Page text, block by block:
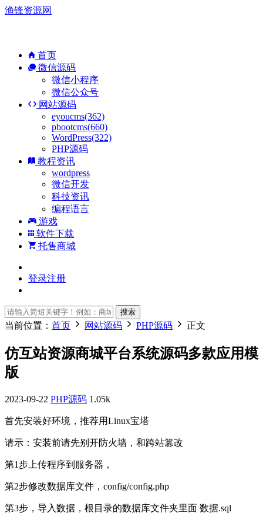
渔锋资源网
首页
微信源码
微信小程序
微信公众号
网站源码
eyoucms(362)
pbootcms(660)
WordPress(322)
PHP源码
教程资讯
wordpress
微信开发
科技资讯
编程语言
游戏
软件下载
托售商城
登录注册
搜索
当前位置： 首页 网站源码 PHP源码 正文
仿互站资源商城平台系统源码多款应用模
版
2023-09-22 PHP源码 1.05k
首先安装好环境，推荐用Linux宝塔
请示：安装前请先别开防火墙，和跨站篡改
第1步上传程序到服务器，
第2步修改数据库文件，config/config.php
第3步，导入数据，根目录的数据库文件夹里面 数据.sql